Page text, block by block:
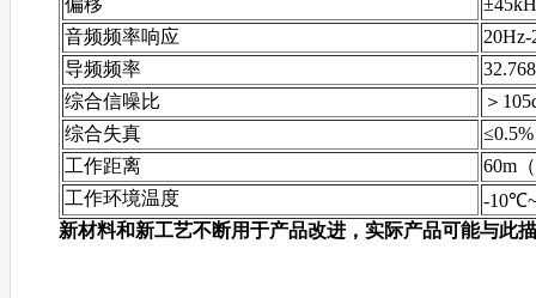
偏移
音频频率响应
导频频率
综合信噪比
＞
综合失真
≤0.5%
工作距离
60m
工作环境温度
-
新材料和新工艺不断用于产品改进，实际产品可能与此